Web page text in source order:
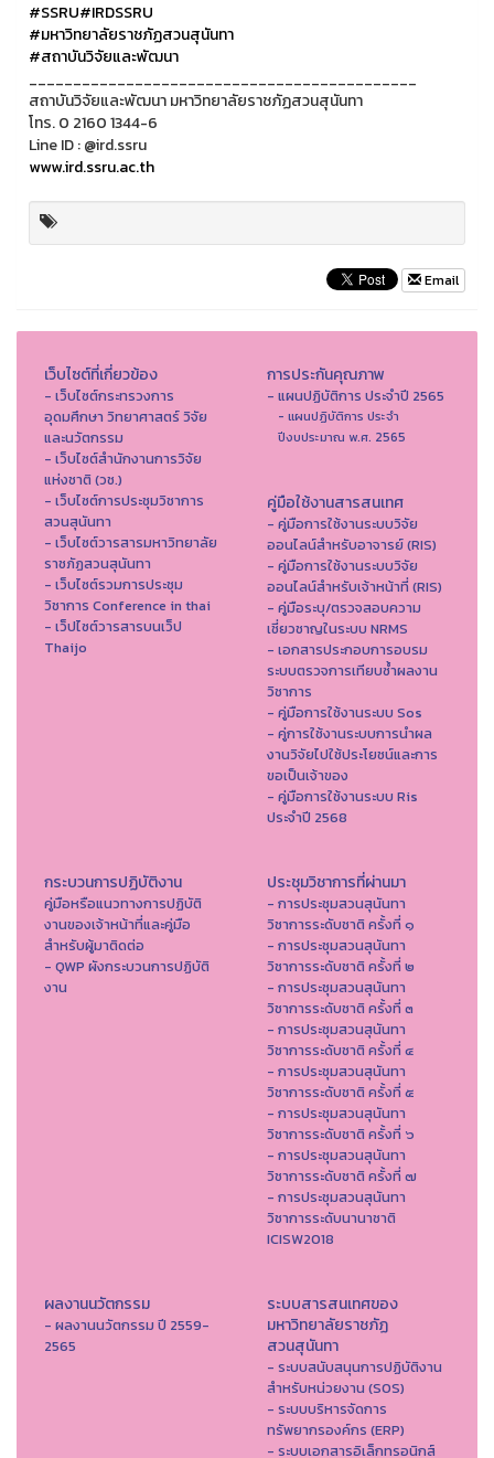
#SSRU#IRDSSRU
#มหาวิทยาลัยราชภัฏสวนสุนันทา
#สถาบันวิจัยและพัฒนา
____________________________________________
สถาบันวิจัยและพัฒนา มหาวิทยาลัยราชภัฏสวนสุนันทา
โทร. 0 2160 1344-6
Line ID : @ird.ssru
www.ird.ssru.ac.th
Email
เว็บไซต์ที่เกี่ยวข้อง
- เว็บไซต์กระทรวงการ
อุดมศึกษา วิทยาศาสตร์ วิจัย
และนวัตกรรม
- เว็บไซต์สำนักงานการวิจัย
แห่งชาติ (วช.)
- เว็บไซต์การประชุมวิชาการ
สวนสุนันทา
- เว็บไซต์วารสารมหาวิทยาลัย
ราชภัฏสวนสุนันทา
- เว็บไซต์รวมการประชุม
วิชาการ Conference in thai
- เว็ปไซต์วารสารบนเว็ป
Thaijo
การประกันคุณภาพ
- แผนปฏิบัติการ ประจำปี 2565
- แผนปฏิบัติการ ประจำ
ปีงบประมาณ พ.ศ. 2565
คู่มือใช้งานสารสนเทศ
- คู่มือการใช้งานระบบวิจัย
ออนไลน์สำหรับอาจารย์ (RIS)
- คู่มือการใช้งานระบบวิจัย
ออนไลน์สำหรับเจ้าหน้าที่ (RIS)
- คู่มือระบุ/ตรวจสอบความ
เชี่ยวชาญในระบบ NRMS
- เอกสารประกอบการอบรม
ระบบตรวจการเทียบซ้ำผลงาน
วิชาการ
- คู่มือการใช้งานระบบ Sos
- คู่การใช้งานระบบการนำผล
งานวิจัยไปใช้ประโยชน์และการ
ขอเป็นเจ้าของ
- คู่มือการใช้งานระบบ Ris
ประจำปี 2568
กระบวนการปฏิบัติงาน
คู่มือหรือแนวทางการปฏิบัติ
งานของเจ้าหน้าที่และคู่มือ
สำหรับผู้มาติดต่อ
- QWP ผังกระบวนการปฏิบัติ
งาน
ประชุมวิชาการที่ผ่านมา
- การประชุมสวนสุนันทา
วิชาการระดับชาติ ครั้งที่ ๑
- การประชุมสวนสุนันทา
วิชาการระดับชาติ ครั้งที่ ๒
- การประชุมสวนสุนันทา
วิชาการระดับชาติ ครั้งที่ ๓
- การประชุมสวนสุนันทา
วิชาการระดับชาติ ครั้งที่ ๔
- การประชุมสวนสุนันทา
วิชาการระดับชาติ ครั้งที่ ๕
- การประชุมสวนสุนันทา
วิชาการระดับชาติ ครั้งที่ ๖
- การประชุมสวนสุนันทา
วิชาการระดับชาติ ครั้งที่ ๗
- การประชุมสวนสุนันทา
วิชาการระดับนานาชาติ
ICISW2018
ผลงานนวัตกรรม
- ผลงานนวัตกรรม ปี 2559-
2565
ระบบสารสนเทศของ
มหาวิทยาลัยราชภัฏ
สวนสุนันทา
- ระบบสนับสนุนการปฏิบัติงาน
สำหรับหน่วยงาน (SOS)
- ระบบบริหารจัดการ
ทรัพยากรองค์กร (ERP)
- ระบบเอกสารอิเล็กทรอนิกส์